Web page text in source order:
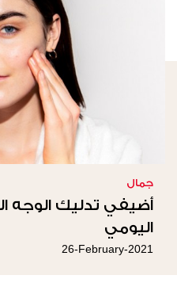
جمال
أضيفي تدليك الوجه
اليومي
26-February-2021